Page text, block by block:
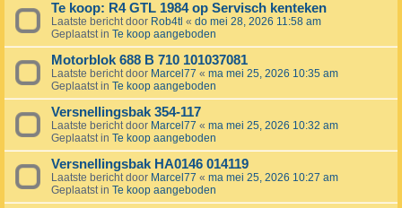
Te koop: R4 GTL 1984 op Servisch kenteken
Laatste bericht door Rob4tl « do mei 28, 2026 11:58 am
Geplaatst in Te koop aangeboden
Motorblok 688 B 710 101037081
Laatste bericht door Marcel77 « ma mei 25, 2026 10:35 am
Geplaatst in Te koop aangeboden
Versnellingsbak 354-117
Laatste bericht door Marcel77 « ma mei 25, 2026 10:32 am
Geplaatst in Te koop aangeboden
Versnellingsbak HA0146 014119
Laatste bericht door Marcel77 « ma mei 25, 2026 10:27 am
Geplaatst in Te koop aangeboden